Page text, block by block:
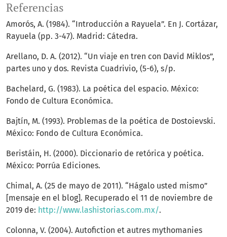
Referencias
Amorós, A. (1984). “Introducción a Rayuela”. En J. Cortázar,
Rayuela (pp. 3-47). Madrid: Cátedra.
Arellano, D. A. (2012). “Un viaje en tren con David Miklos”,
partes uno y dos. Revista Cuadrivio, (5-6), s/p.
Bachelard, G. (1983). La poética del espacio. México:
Fondo de Cultura Económica.
Bajtín, M. (1993). Problemas de la poética de Dostoievski.
México: Fondo de Cultura Económica.
Beristáin, H. (2000). Diccionario de retórica y poética.
México: Porrúa Ediciones.
Chimal, A. (25 de mayo de 2011). “Hágalo usted mismo”
[mensaje en el blog]. Recuperado el 11 de noviembre de
2019 de: http://www.lashistorias.com.mx/.
Colonna, V. (2004). Autofiction et autres mythomanies